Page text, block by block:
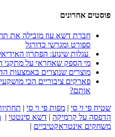
פוסטים אחרונים
חברת דשא עוז מובילה את
ספורט ומגרשי כדורגל
עגלות שינוע: הפתרון
מי הספק שאחראי על מתקני
מוצרים שנוצרים באמצעות
פארקים ציבוריים הכי
אותם?
שטיח פי וי סי | מפות פי וי סי |
הדפסה על קרמיקה | דשא סינטטי |
משחקים אינטראקטיביים |